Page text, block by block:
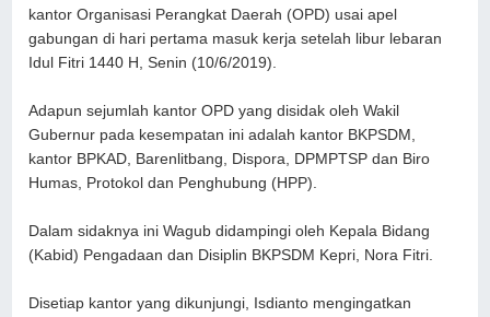
kantor Organisasi Perangkat Daerah (OPD) usai apel
gabungan di hari pertama masuk kerja setelah libur lebaran
Idul Fitri 1440 H, Senin (10/6/2019).
Adapun sejumlah kantor OPD yang disidak oleh Wakil
Gubernur pada kesempatan ini adalah kantor BKPSDM,
kantor BPKAD, Barenlitbang, Dispora, DPMPTSP dan Biro
Humas, Protokol dan Penghubung (HPP).
Dalam sidaknya ini Wagub didampingi oleh Kepala Bidang
(Kabid) Pengadaan dan Disiplin BKPSDM Kepri, Nora Fitri.
Disetiap kantor yang dikunjungi, Isdianto mengingatkan